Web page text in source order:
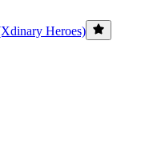
Heroes)